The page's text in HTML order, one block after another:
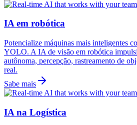
IA em robótica
Potencialize máquinas mais inteligentes
YOLO. A IA de visão em robótica
autônoma, percepção, rastreamento de
real.
Sabe mais
IA na Logística